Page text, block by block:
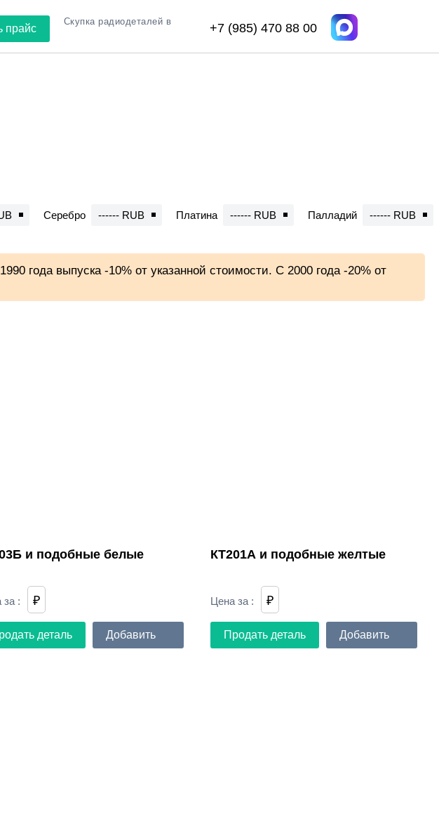
прайс
Скупка радиодеталей в +7 (985) 470 88 00
Серебро ------ RUB Платина ------ RUB Палладий ------ RUB
года выпуска -10% от указанной стоимости. С 2000 года -20% от
и подобные белые
за : ₽
деталь Добавить
КТ201А и подобные желтые
Цена за : ₽
Продать деталь Добавить